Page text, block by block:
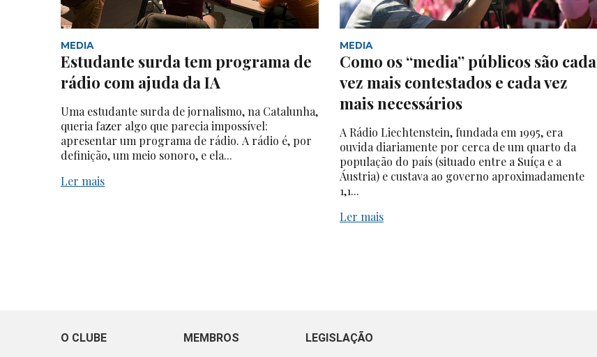
MEDIA
Estudante surda tem programa de
rádio com ajuda da IA
Uma estudante surda de jornalismo, na Catalunha,
queria fazer algo que parecia impossível:
apresentar um programa de rádio. A rádio é, por
definição, um meio sonoro, e ela...
Ler mais
MEDIA
Como os “media” públicos são cada
vez mais contestados e cada vez
mais necessários
A Rádio Liechtenstein, fundada em 1995, era
ouvida diariamente por cerca de um quarto da
população do país (situado entre a Suíça e a
Áustria) e custava ao governo aproximadamente
1,1...
Ler mais
O CLUBE MEMBROS LEGISLAÇÃO